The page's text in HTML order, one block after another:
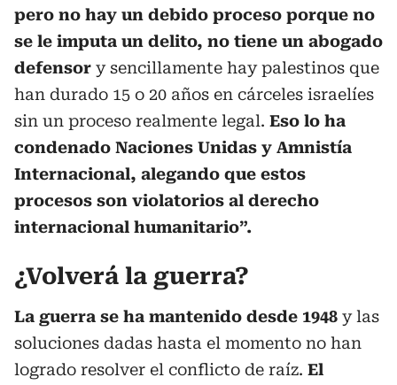
pero no hay un debido proceso porque no
se le imputa un delito, no tiene un abogado
defensor y sencillamente hay palestinos que
han durado 15 o 20 años en cárceles israelíes
sin un proceso realmente legal. Eso lo ha
condenado Naciones Unidas y Amnistía
Internacional, alegando que estos
procesos son violatorios al derecho
internacional humanitario”.
¿Volverá la guerra?
La guerra se ha mantenido desde 1948 y las
soluciones dadas hasta el momento no han
logrado resolver el conflicto de raíz. El